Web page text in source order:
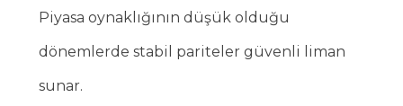
Piyasa oynaklığının düşük olduğu
dönemlerde stabil pariteler güvenli liman
sunar.